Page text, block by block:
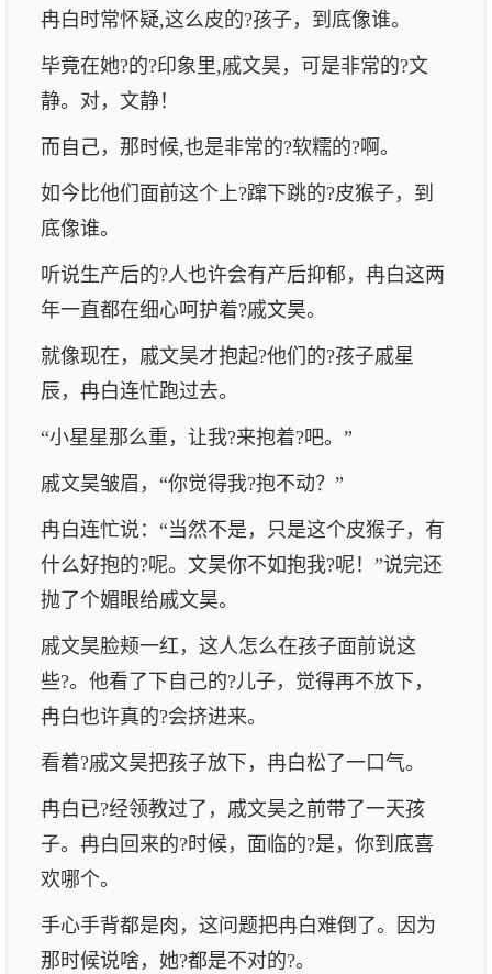
冉白时常怀疑,这么皮的?孩子，到底像谁。
毕竟在她?的?印象里,戚文昊，可是非常的?文
静。对，文静！
而自己，那时候,也是非常的?软糯的?啊。
如今比他们面前这个上?蹿下跳的?皮猴子，到
底像谁。
听说生产后的?人也许会有产后抑郁，冉白这两
年一直都在细心呵护着?戚文昊。
就像现在，戚文昊才抱起?他们的?孩子戚星
辰，冉白连忙跑过去。
“小星星那么重，让我?来抱着?吧。”
戚文昊皱眉，“你觉得我?抱不动？”
冉白连忙说：“当然不是，只是这个皮猴子，有
什么好抱的?呢。文昊你不如抱我?呢！”说完还
抛了个媚眼给戚文昊。
戚文昊脸颊一红，这人怎么在孩子面前说这
些?。他看了下自己的?儿子，觉得再不放下，
冉白也许真的?会挤进来。
看着?戚文昊把孩子放下，冉白松了一口气。
冉白已?经领教过了，戚文昊之前带了一天孩
子。冉白回来的?时候，面临的?是，你到底喜
欢哪个。
手心手背都是肉，这问题把冉白难倒了。因为
那时候说啥，她?都是不对的?。